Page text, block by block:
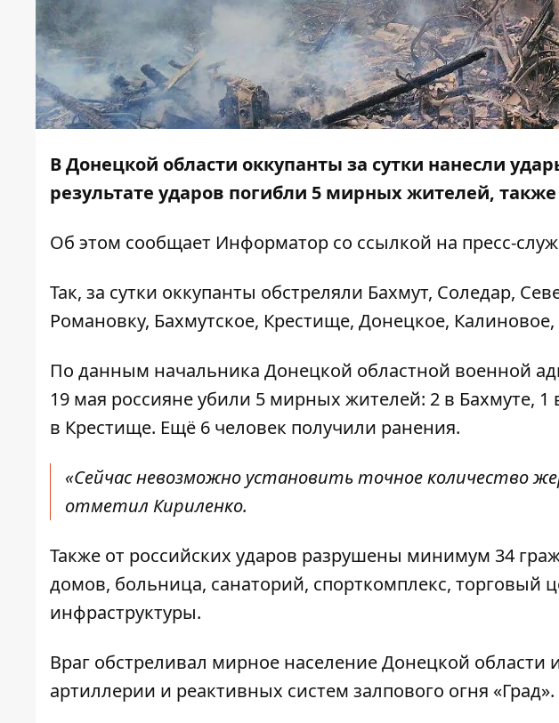
В Донецкой области оккупанты за сутки нанесли
результате ударов погибли 5 мирных жителей,
Об этом сообщает Информатор со ссылкой на пресс-
Так, за сутки оккупанты обстреляли Бахмут, Соледар,
Романовку, Бахмутское, Крестище, Донецкое,
По данным начальника Донецкой областной военной
19 мая россияне убили 5 мирных жителей: 2 в Бахмуте, 1
в Крестище. Ещё 6 человек получили ранения.
«Сейчас невозможно установить точное количество
отметил Кириленко.
Также от российских ударов разрушены минимум 34
домов, больница, санаторий, спорткомплекс, торговый
инфраструктуры.
Враг обстреливал мирное население Донецкой области
артиллерии и реактивных систем залпового огня «Град».